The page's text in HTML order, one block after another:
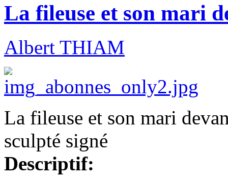
La fileuse et son mari
Albert THIAM
La fileuse et son mari
sculpté signé
Descriptif: